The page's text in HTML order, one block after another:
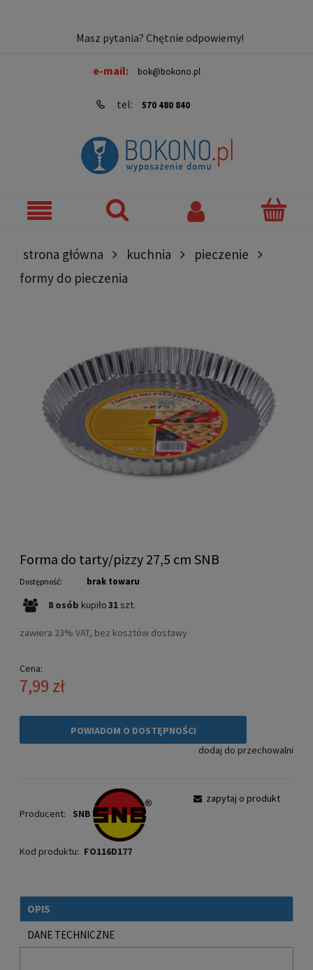
Masz pytania? Chętnie odpowiemy!
e-mail: bok@bokono.pl
tel: 570 480 840
strona główna kuchnia
pieczenie
formy do pieczenia
Forma do tarty/pizzy 27,5 cm SNB
Dostępność: brak towaru
8 osób kupiło31 szt.
zawiera 23% VAT, bez kosztów dostawy
Cena:
7,99 zł
POWIADOM O DOSTĘPNOŚCI
dodaj do przechowalni
Producent: SNB
Kod produktu: FO116D177
zapytaj o produkt
OPIS
DANE TECHNICZNE